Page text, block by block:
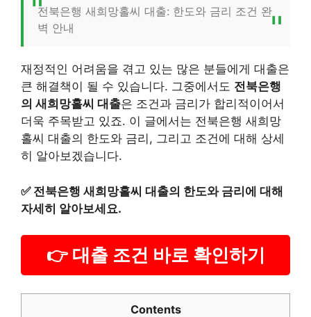
전북은행 새희망홀씨 대출: 한도와 금리 조건 완
벽 안내
재정적인 어려움을 겪고 있는 많은 분들에게 대출은
큰 해결책이 될 수 있습니다. 그중에서도 전북은행
의 새희망홀씨 대출은 조건과 금리가 합리적이어서
더욱 주목받고 있죠. 이 글에서는 전북은행 새희망
홀씨 대출의 한도와 금리, 그리고 조건에 대해 상세
히 알아보겠습니다.
✅ 전북은행 새희망홀씨 대출의 한도와 금리에 대해
자세히 알아보세요.
👉 대출 조건 바로 확인하기
Contents